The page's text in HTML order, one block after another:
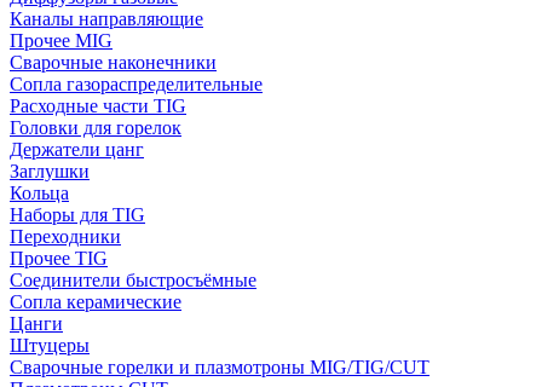
Каналы направляющие
Прочее MIG
Сварочные наконечники
Сопла газораспределительные
Расходные части TIG
Головки для горелок
Держатели цанг
Заглушки
Кольца
Наборы для TIG
Переходники
Прочее TIG
Соединители быстросъёмные
Сопла керамические
Цанги
Штуцеры
Сварочные горелки и плазмотроны MIG/TIG/CUT